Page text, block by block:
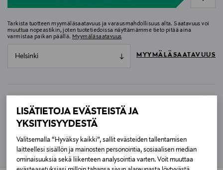
LISÄTIETOJA EVÄSTEISTÄ JA
YKSITYISYYDESTÄ
Valitsemalla “Hyväksy kaikki”, sallit evästeiden tallentamisen
laitteellesi sisällön ja mainosten personointia, sosiaalisen median
ominaisuuksia sekä liikenteen analysointia varten. Voit muuttaa
Tarkista tuotteen myymäläsaatavuus ja varausmahdollisuus alta. Saatavuus voi
muuttua nopeastikin, joten tuotetiedoissa näyttämämme tieto pitää aina
varmistaa paikan päällä. Myymäläsaatavuus
Helsinki MYYMÄLÄSAATAVUUS
MAKSUTON TOIMITUS TAVARATALOJEN
PAKETTIAUTOMAATTEIHIN
kaikkien tavaratalojen pakettiautomaatteihin.Lue lisää